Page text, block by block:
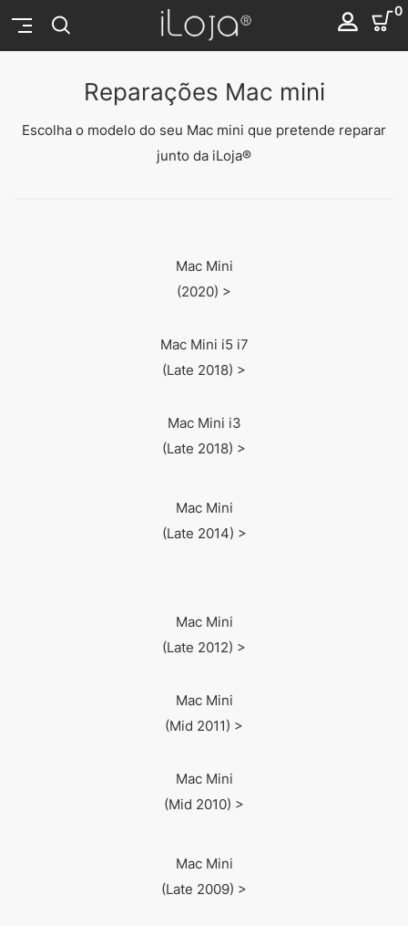
0
Reparações Mac mini
Escolha o modelo do seu Mac mini que pretende reparar
junto da iLoja®
Mac Mini
(2020) >
Mac Mini i5 i7
(Late 2018) >
Mac Mini i3
(Late 2018) >
Mac Mini
(Late 2014) >
Mac Mini
(Late 2012) >
Mac Mini
(Mid 2011) >
Mac Mini
(Mid 2010) >
Mac Mini
(Late 2009) >